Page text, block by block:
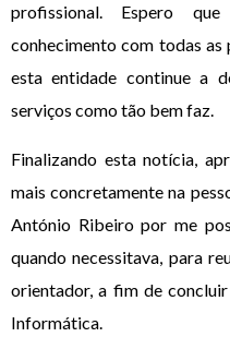
profissional. Espero
conhecimento com todas as
esta entidade continue a
serviços como tão bem faz.
Finalizando esta notícia,
mais concretamente na
António Ribeiro por me
quando necessitava, para
orientador, a fim de
Informática.